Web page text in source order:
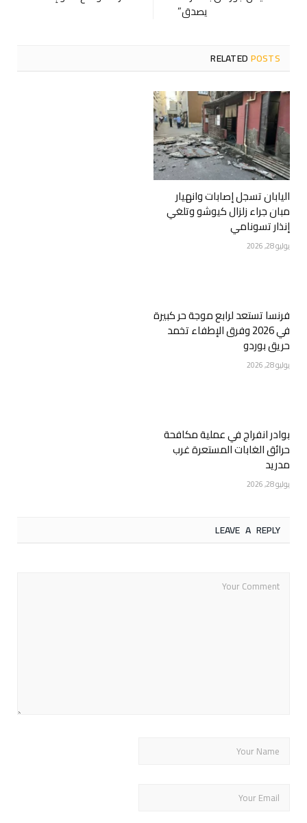
يصدق”
RELATEDPOSTS
اليابان تسجل إصابات وانهيار
مبان جراء زلزال كيوشو وتلغي
إنذار تسونامي
يوليو 28, 2026
فرنسا تستعد لرابع موجة حر كبيرة
في 2026 وفرق الإطفاء تخمد
حريق بوردو
يوليو 28, 2026
بوادر انفراج في عملية مكافحة
حرائق الغابات المستعرة غرب
مدريد
يوليو 28, 2026
LEAVE A REPLY